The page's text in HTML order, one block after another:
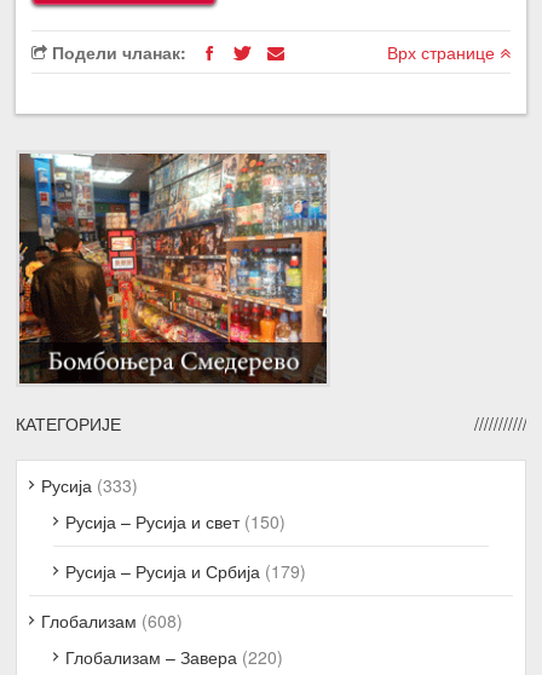
Подели чланак: Врх странице
КАТЕГОРИЈЕ
Русија (333)
Русија – Русија и свет(150)
Русија – Русија и Србија (179)
Глобализам (608)
Глобализам – Завера (220)